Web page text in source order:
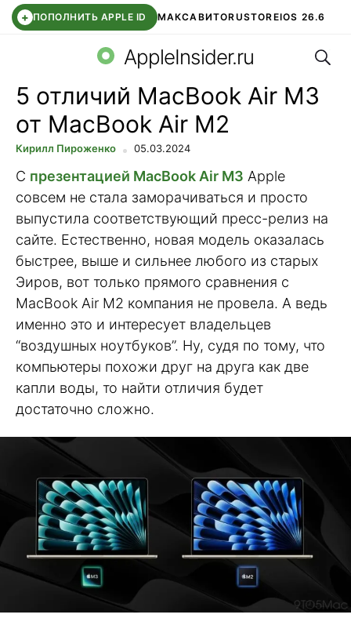
+ ПОПОЛНИТЬ APPLE ID МАКСАВИТОRUSTOREIOS 26.6
СБЕР КИДС ВТБ ОНЛАЙН ЧАТ В ROBLOX
AppleInsider.ru
5 отличий MacBook Air M3
от MacBook Air M2
Кирилл Пироженко 05.03.2024
С презентацией MacBook Air M3 Apple
совсем не стала заморачиваться и просто
выпустила соответствующий пресс-релиз на
сайте. Естественно, новая модель оказалась
быстрее, выше и сильнее любого из старых
Эиров, вот только прямого сравнения с
MacBook Air M2 компания не провела. А ведь
именно это и интересует владельцев
“воздушных ноутбуков”. Ну, судя по тому, что
компьютеры похожи друг на друга как две
капли воды, то найти отличия будет
достаточно сложно.